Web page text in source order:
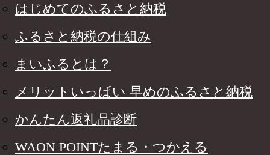
はじめてのふるさと納税
ふるさと納税の仕組み
まいふるとは？
メリットいっぱい 早めのふるさと納税
かんたん返礼品診断
WAON POINTたまる・つかえる